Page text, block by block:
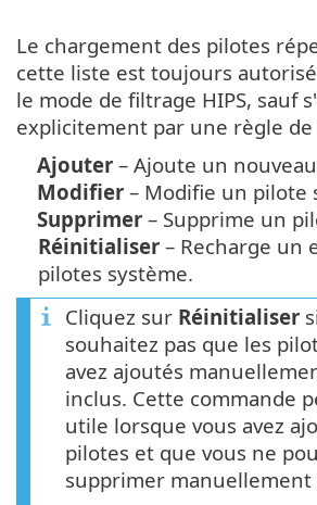
Le chargement des pilotes
cette liste est toujours
le mode de filtrage HIPS, sauf
explicitement par une règle
Ajouter – Ajoute un
Modifier – Modifie un pilote
Supprimer – Supprime un
Réinitialiser – Recharge un
pilotes système.
Cliquez sur Réinitialiser
souhaitez pas que les
avez ajoutés
inclus. Cette commande
utile lorsque vous avez
pilotes et que vous ne
supprimer manuellement